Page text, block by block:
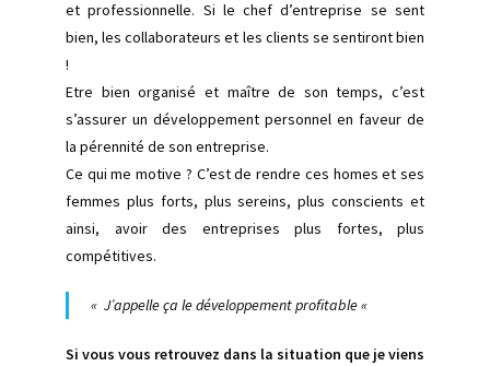
et professionnelle. Si le chef d’entreprise se sent
bien, les collaborateurs et les clients se sentiront bien
!
Etre bien organisé et maître de son temps, c’est
s’assurer un développement personnel en faveur de
la pérennité de son entreprise.
Ce qui me motive ? C’est de rendre ces homes et ses
femmes plus forts, plus sereins, plus conscients et
ainsi, avoir des entreprises plus fortes, plus
compétitives.
« J’appelle ça le développement profitable «
Si vous vous retrouvez dans la situation que je viens